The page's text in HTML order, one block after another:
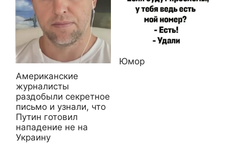
Американские
журналисты
раздобыли секретное
письмо и узнали, что
Путин готовил
нападение не на
Украину
Юмор